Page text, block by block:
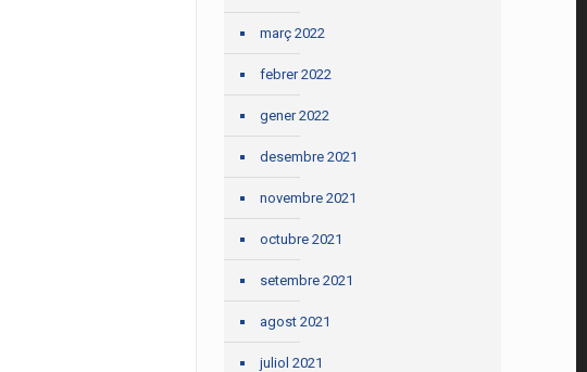
març 2022
febrer 2022
gener 2022
desembre 2021
novembre 2021
octubre 2021
setembre 2021
agost 2021
juliol 2021